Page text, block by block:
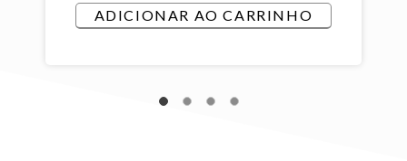
ADICIONAR AO CARRINHO